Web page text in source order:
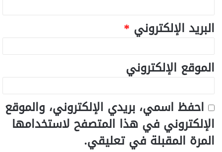
البريد الإلكتروني *
الموقع الإلكتروني
احفظ اسمي، بريدي الإلكتروني، والموقع
الإلكتروني في هذا المتصفح لاستخدامها
المرة المقبلة في تعليقي.